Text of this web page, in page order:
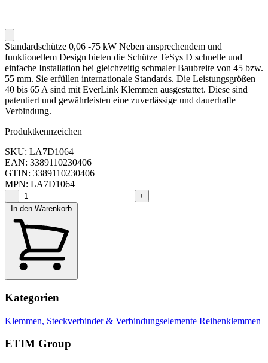
Standardschütze 0,06 -75 kW Neben ansprechendem und
funktionellem Design bieten die Schütze TeSys D schnelle und
einfache Installation bei gleichzeitig schmaler Baubreite von 45 bzw.
55 mm. Sie erfüllen internationale Standards. Die Leistungsgrößen
40 bis 65 A sind mit EverLink Klemmen ausgestattet. Diese sind
patentiert und gewährleisten eine zuverlässige und dauerhafte
Verbindung.
Produktkennzeichen
SKU: LA7D1064
EAN: 3389110230406
GTIN: 3389110230406
MPN: LA7D1064
−
+
In den Warenkorb
Kategorien
Klemmen, Steckverbinder & Verbindungselemente Reihenklemmen
ETIM Group